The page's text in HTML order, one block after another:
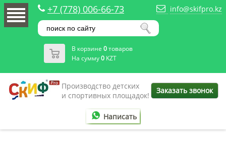
+7 (778) 006-66-73 info@skifpro.kz
В корзине 0товаров
На сумму0 KZT
Производство детских
и спортивных площадок!
Заказать звонок
Написать